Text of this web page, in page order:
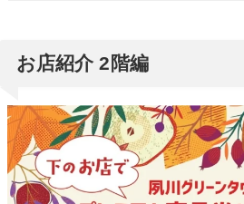
お店紹介 2階編